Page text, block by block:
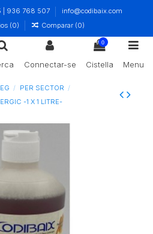
| 936 768 507
info@codibaix.com
(0) Comparar (0)
Connectar-se
0
Cistella Menu
PER SECTOR
-1 X 1 LITRE-